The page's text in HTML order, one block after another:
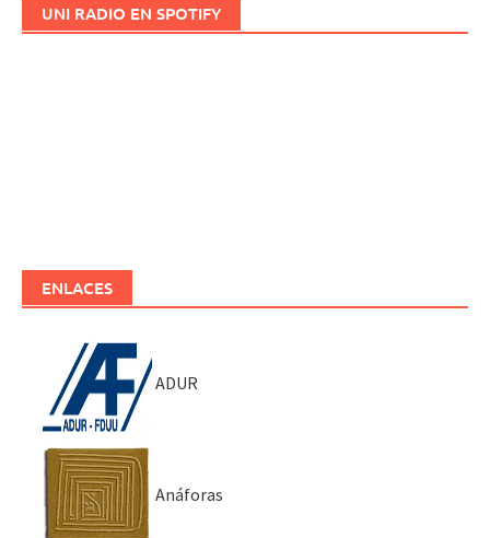
UNI RADIO EN SPOTIFY
ENLACES
ADUR
Anáforas